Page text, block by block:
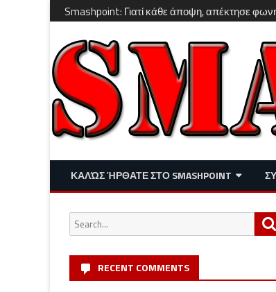
Smashpoint: Γιατί κάθε άποψη, απέκτησε
ΚΑΛΏΣ ΉΡΘΑΤΕ ΣΤΟ SMASHPOINT
ΔΙΑΣΚΈΔΑΣΗ –
Search
for:
RECENT COMMENTS